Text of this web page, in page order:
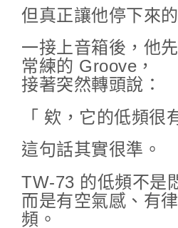
但真正讓他停下來
一接上音箱後，他
常練的 Groove，
接著突然轉頭說：
「 欸，它的低頻很
這句話其實很準。
TW-73 的低頻不是
而是有空氣感、有
頻。